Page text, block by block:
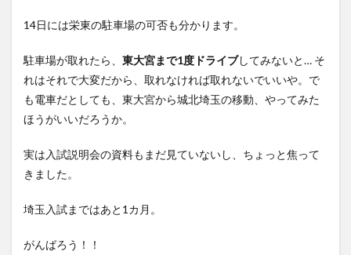
14日には栄東の駐車場の可否も分かります。
駐車場が取れたら、 東大宮まで1度ドライブしてみないと… そ
れはそれで大変だから、取れなければ取れないでいいや。で
も電車だとしても、東大宮から城北埼玉の移動、やってみた
ほうがいいだろうか。
実は入試説明会の資料もまだ見ていないし、ちょっと焦って
きました。
埼玉入試まではあと1カ月。
がんばろう！！